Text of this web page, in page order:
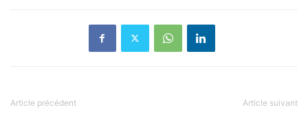
Article précédent Article suivant